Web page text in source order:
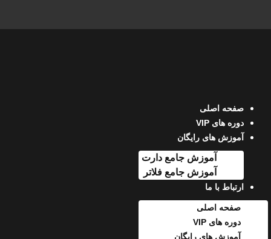
صفحه اصلی
دوره های VIP
آموزش های رایگان
آموزش جامع دارت
آموزش جامع فلاتر
ارتباط با ما
صفحه اصلی
دوره های VIP
آموزش های رایگان